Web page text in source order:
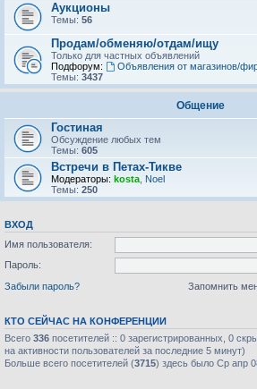
Аукционы
Темы: 56
Продам/обменяю/отдам/ищу
Только для частных объявлений
Подфорум:
Объявления от магазинов/
Темы: 3437
Общение
Гостиная
Обсуждение любых тем
Темы: 605
Встречи в Петах-Тикве
Модераторы: kosta Noel
Темы: 250
ВХОД
Имя пользователя:
Пароль:
Забыли пароль?
Запомнить
КТО СЕЙЧАС НА КОНФЕРЕНЦИИ
Всего 336 посетителей :: 0 зарегистрированных, 0
на активности пользователей за последние 5 минут)
Больше всего посетителей (3715) здесь было Ср апр